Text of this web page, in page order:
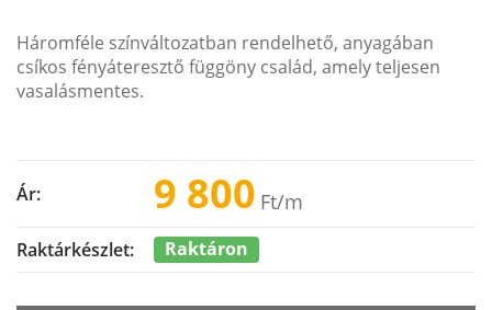
Háromféle színváltozatban rendelhető, anyagában
csíkos fényáteresztő függöny család, amely teljesen
vasalásmentes.
Ár: 9 800 Ft/m
Raktárkészlet: Raktáron